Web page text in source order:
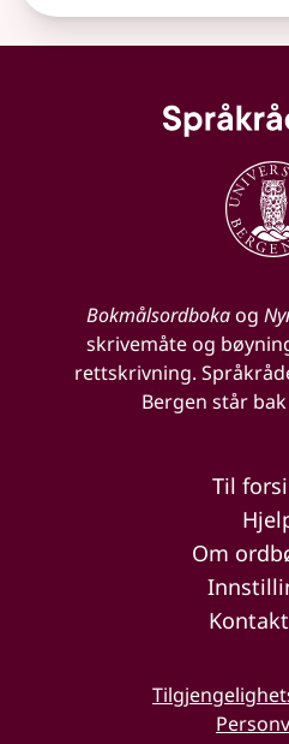
Bokmålsordbokaog
skrivemåte og
rettskrivning.
Bergen står
Til
Om